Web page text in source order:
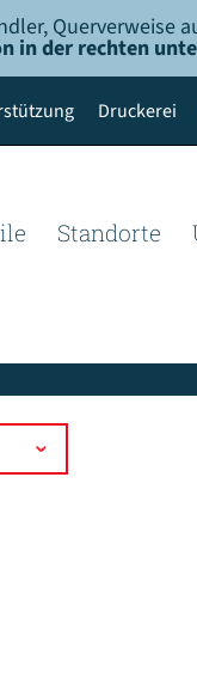
Querverweise
in der rechten
Druckerei
Standorte